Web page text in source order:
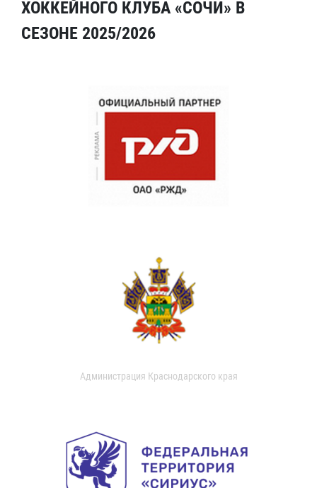
ХОККЕЙНОГО КЛУБА «СОЧИ» В
СЕЗОНЕ 2025/2026
Администрация Краснодарского края